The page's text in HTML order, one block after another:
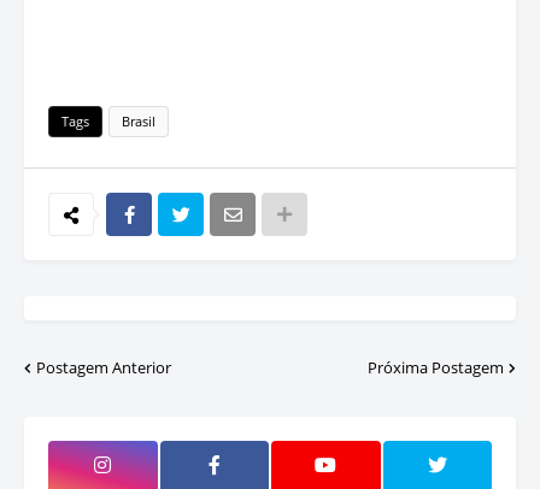
Tags Brasil
Postagem Anterior Próxima Postagem